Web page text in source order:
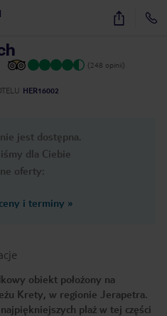
31
(248 opinii)
HER16002
jest dostępna.
dla Ciebie
oferty:
i terminy »
obiekt położony na
Krety, w regionie Jerapetra.
plaż w tej części